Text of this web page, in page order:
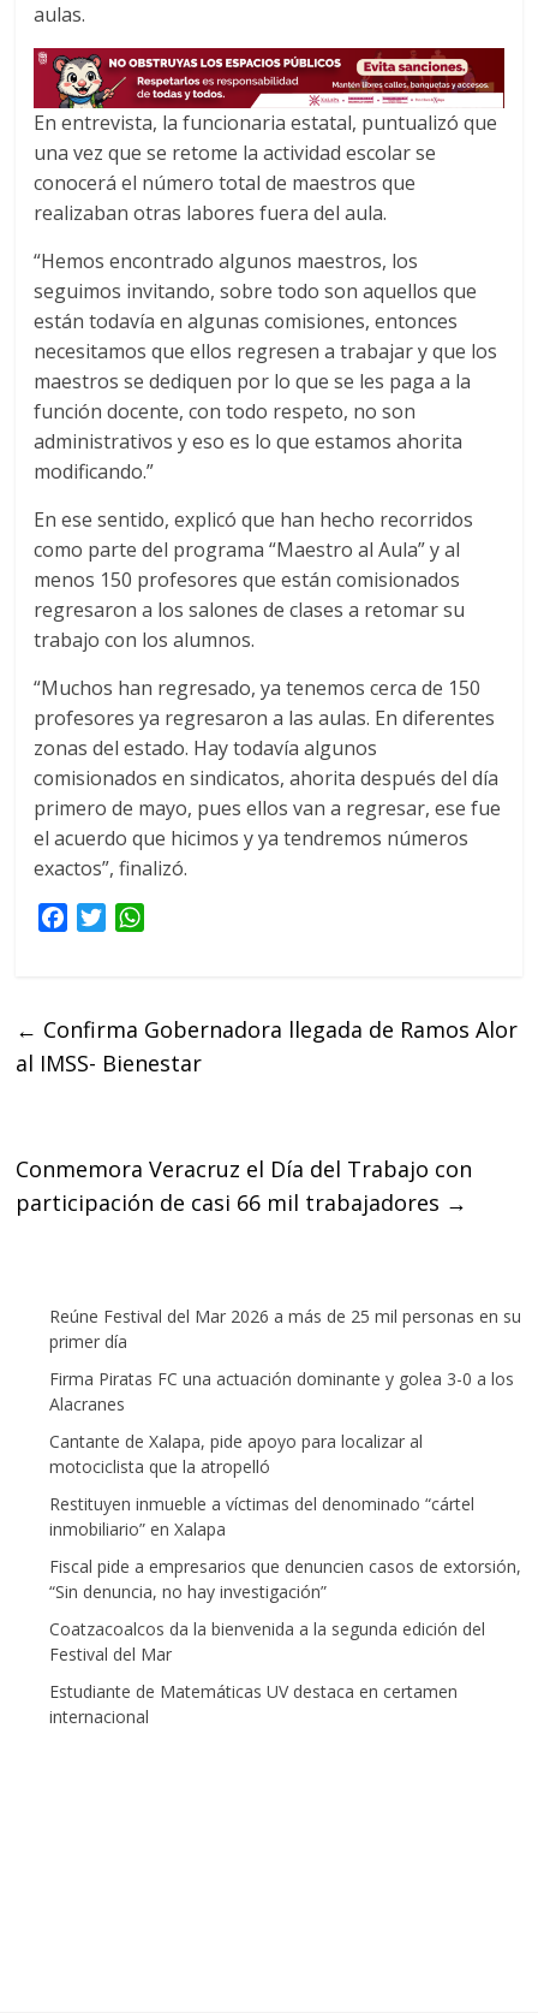
aulas.
En entrevista, la funcionaria estatal, puntualizó que
una vez que se retome la actividad escolar se
conocerá el número total de maestros que
realizaban otras labores fuera del aula.
“Hemos encontrado algunos maestros, los
seguimos invitando, sobre todo son aquellos que
están todavía en algunas comisiones, entonces
necesitamos que ellos regresen a trabajar y que los
maestros se dediquen por lo que se les paga a la
función docente, con todo respeto, no son
administrativos y eso es lo que estamos ahorita
modificando.”
En ese sentido, explicó que han hecho recorridos
como parte del programa “Maestro al Aula” y al
menos 150 profesores que están comisionados
regresaron a los salones de clases a retomar su
trabajo con los alumnos.
“Muchos han regresado, ya tenemos cerca de 150
profesores ya regresaron a las aulas. En diferentes
zonas del estado. Hay todavía algunos
comisionados en sindicatos, ahorita después del día
primero de mayo, pues ellos van a regresar, ese fue
el acuerdo que hicimos y ya tendremos números
exactos”, finalizó.
b
o
T
t
e
s
A
← Confirma Gobernadora llegada de Ramos Alor
al IMSS- Bienestar
Conmemora Veracruz el Día del Trabajo con
participación de casi 66 mil trabajadores →
Reúne Festival del Mar 2026 a más de 25 mil personas en su
primer día
Firma Piratas FC una actuación dominante y golea 3-0 a los
Alacranes
Cantante de Xalapa, pide apoyo para localizar al
motociclista que la atropelló
Restituyen inmueble a víctimas del denominado “cártel
inmobiliario” en Xalapa
Fiscal pide a empresarios que denuncien casos de extorsión,
“Sin denuncia, no hay investigación”
Coatzacoalcos da la bienvenida a la segunda edición del
Festival del Mar
Estudiante de Matemáticas UV destaca en certamen
internacional